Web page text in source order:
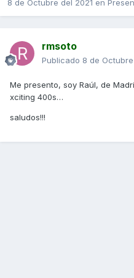
8 de Octubre del 2021 en
rmsoto
Publicado 8 de
Me presento, soy Raúl, de
xciting 400s…
saludos!!!